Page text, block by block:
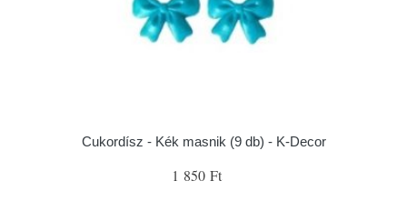
Cukordísz - Kék masnik (9 db) - K-Decor
1 850 Ft